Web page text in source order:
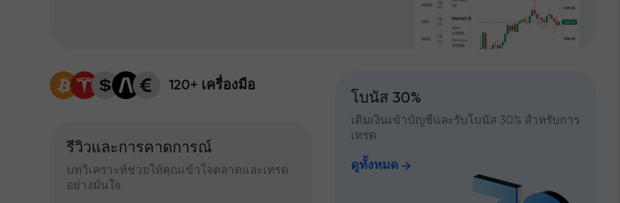
120+ เครื่องมือ
รีวิวและการคาดการณ์
บทวิเคราะห์ช่วยให้คุณเข้าใจตลาดและเทรด
อย่างมั่นใจ
โบนัส 30%
เติมเงินเข้าบัญชีและรับโบนัส 30% สำหรับการ
เทรด
ดูทั้งหมด